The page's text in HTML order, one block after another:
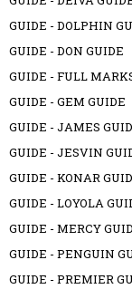
GUIDE - DOLPHIN
GUIDE - DON GUIDE
GUIDE - FULL
GUIDE - GEM GUIDE
GUIDE - JAMES
GUIDE - JESVIN
GUIDE - KONAR
GUIDE - LOYOLA
GUIDE - MERCY
GUIDE - PENGUIN
GUIDE - PREMIER